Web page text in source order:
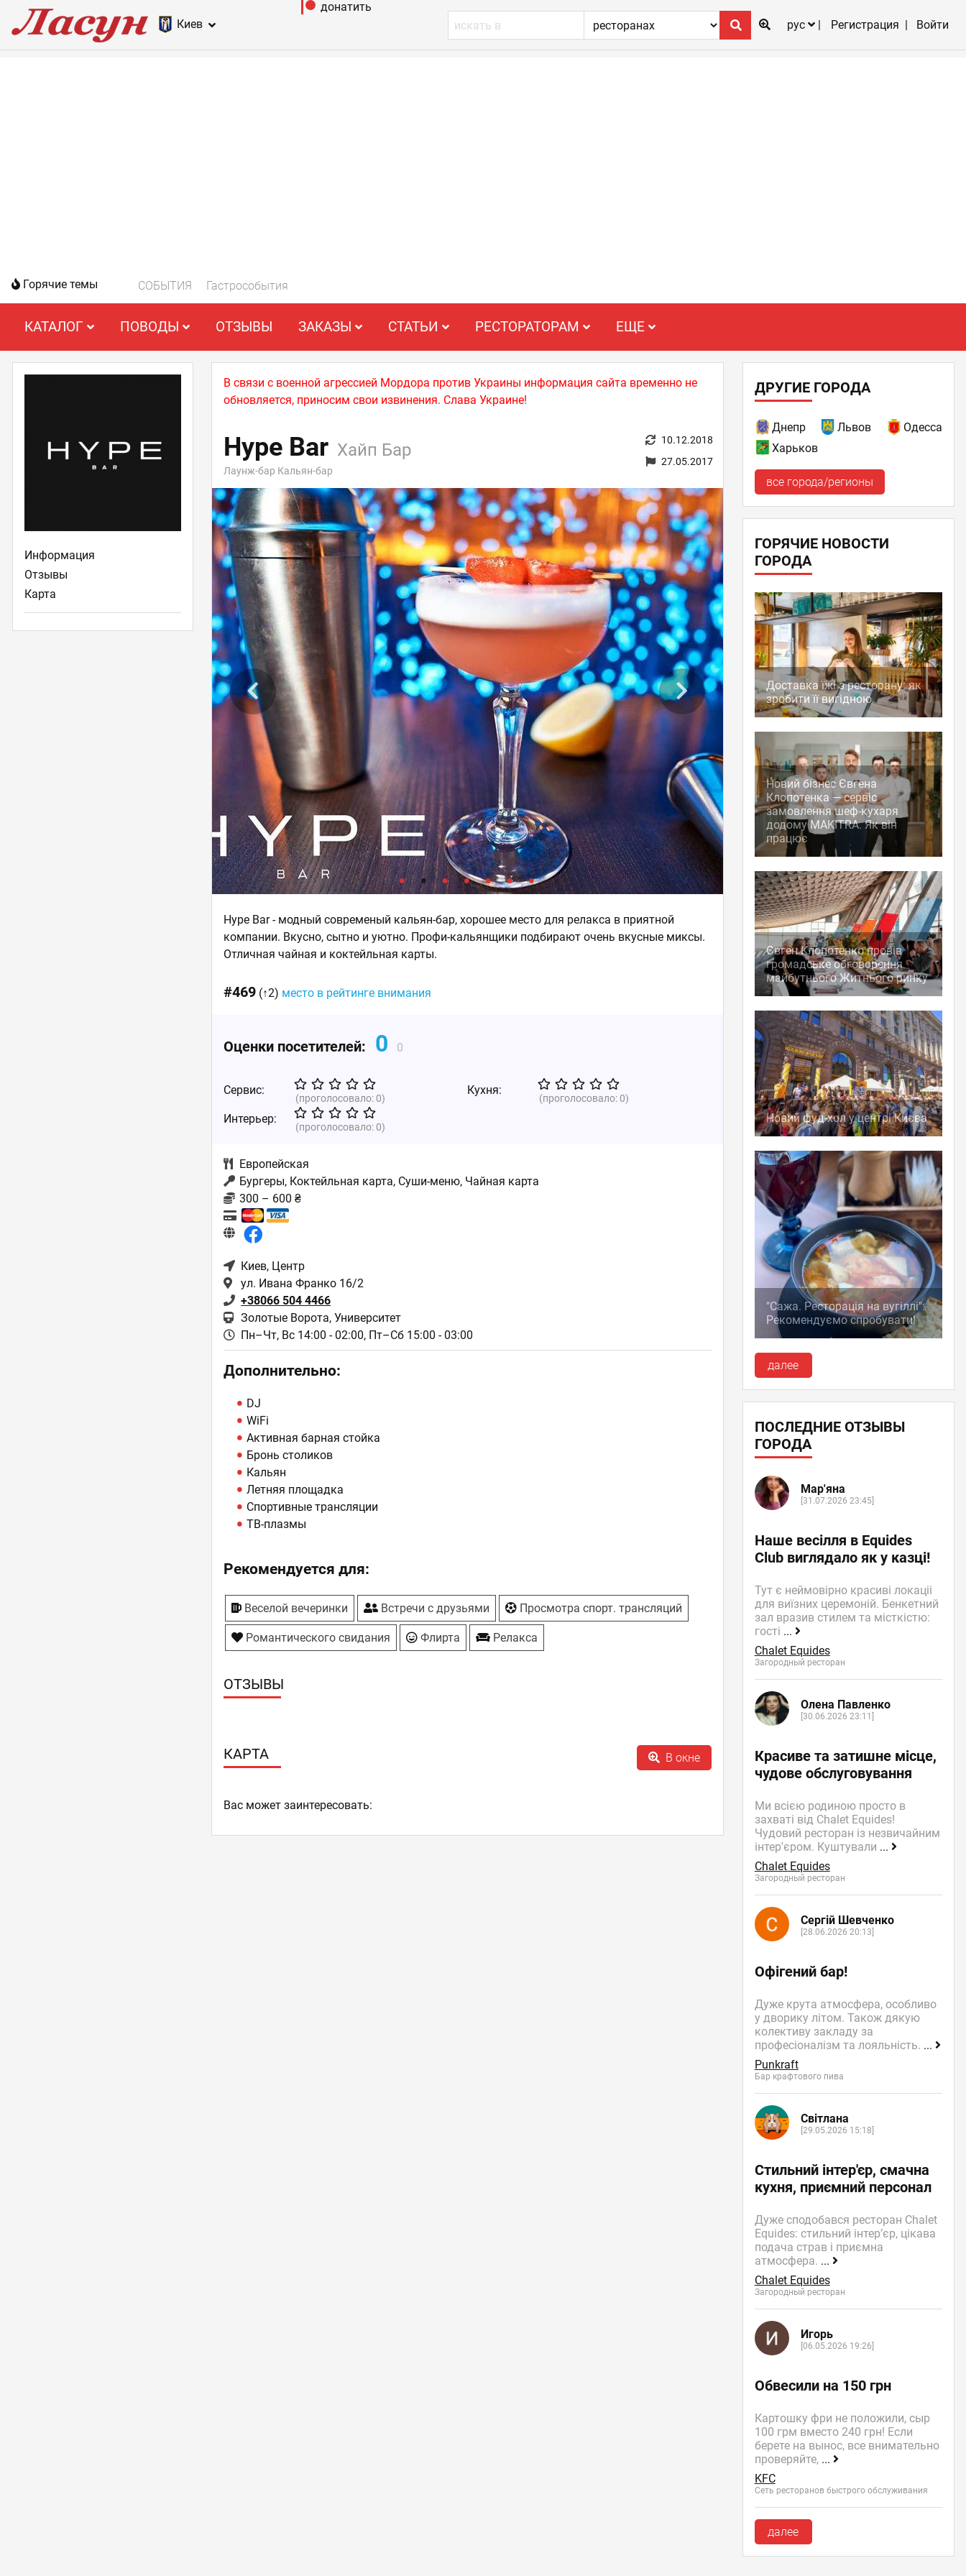
Киев
донатить
рус
Регистрация Войти
Горячие темы СОБЫТИЯ Гастрособытия
КАТАЛОГ ПОВОДЫ ОТЗЫВЫ ЗАКАЗЫ СТАТЬИ РЕСТОРАТОРАМ ЕЩЕ
В связи с военной агрессией Мордора против Украины информация сайта временно не
обновляется, приносим свои извинения. Слава Украине!
Hype Bar Хайп Бар
Лаунж-бар Кальян-бар
10.12.2018
27.05.2017
Hype Bar - модный современый кальян-бар, хорошее место для релакса в приятной
компании. Вкусно, сытно и уютно. Профи-кальянщики подбирают очень вкусные миксы.
Отличная чайная и коктейльная карты.
#469 (↑2) место в рейтинге внимания
Оценки посетителей: 0 0
Сервис:
(проголосовало:0)
Кухня:
(проголосовало:0)
Интерьер:
(проголосовало:0)
Европейская
Бургеры, Коктейльная карта, Суши-меню, Чайная карта
300 – 600 ₴
Киев, Центр
ул. Ивана Франко 16/2
+38066 504 4466
Золотые Ворота, Университет
Пн–Чт, Вс 14:00 - 02:00, Пт–Сб 15:00 - 03:00
Дополнительно:
DJ
WiFi
Активная барная стойка
Бронь столиков
Кальян
Летняя площадка
Спортивные трансляции
ТВ-плазмы
Рекомендуется для:
Веселой вечеринки Встречи с друзьями Просмотра спорт. трансляций
Романтического свидания Флирта Релакса
ОТЗЫВЫ
КАРТА В окне
Информация
Отзывы
Карта
Ваc может заинтересовать:
ДРУГИЕ ГОРОДА
Днепр Львов
Одесса
Харьков
все города/регионы
ГОРЯЧИЕ НОВОСТИ
ГОРОДА
Доставка їжі з ресторану: як
зробити її вигідною
Новий бізнес Євгена
Клопотенка — сервіс
замовлення шеф-кухаря
додому MAKITRA. Як він
працює
Євген Клопотенко провів
громадське обговорення
майбутнього Житнього ринку
Новий фуд-хол у центрі Києва
"Сажа. Ресторація на вугіллі":
Рекомендуємо спробувати!
далее
ПОСЛЕДНИЕ ОТЗЫВЫ
ГОРОДА
Мар'яна
[31.07.2026 23:45]
Наше весілля в Equides
Club виглядало як у казці!
Тут є неймовірно красиві локаціі
для виїзних церемоній. Бенкетний
зал вразив стилем та місткістю:
гості ...
Chalet Equides
Загородный ресторан
Олена Павленко
[30.06.2026 23:11]
Красиве та затишне місце,
чудове обслуговування
Ми всією родиною просто в
захваті від Chalet Equides!
Чудовий ресторан із незвичайним
інтер'єром. Куштували ...
Chalet Equides
Загородный ресторан
Сергій Шевченко
[28.06.2026 20:13]
Офігений бар!
Дуже крута атмосфера, особливо
у дворику літом. Також дякую
колективу закладу за
професіоналізм та лояльність. ...
Punkraft
Бар крафтового пива
Світлана
[29.05.2026 15:18]
Стильний інтер'єр, смачна
кухня, приємний персонал
Дуже сподобався ресторан Chalet
Equides: стильний інтер’єр, цікава
подача страв і приємна
атмосфера. ...
Chalet Equides
Загородный ресторан
Игорь
[06.05.2026 19:26]
Обвесили на 150 грн
Картошку фри не положили, сыр
100 грм вместо 240 грн! Если
берете на вынос, все внимательно
проверяйте, ...
KFC
Сеть ресторанов быстрого обслуживания
далее